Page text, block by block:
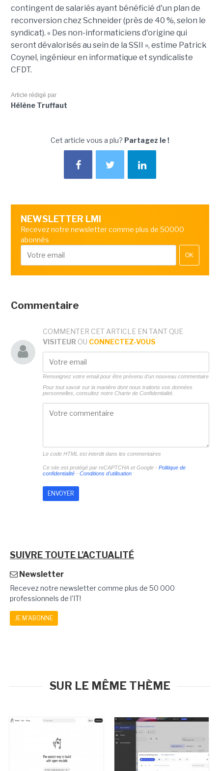
contingent de salariés ayant bénéficié d'un plan de
reconversion chez Schneider (près de 40 %, selon le
syndicat). « Des non-informaticiens d'origine qui
seront dévalorisés au sein de la SSII », estime Patrick
Coynel, ingénieur en informatique et syndicaliste
CFDT.
Article rédigé par
Hélène Truffaut
Cet article vous a plu? Partagez le !
NEWSLETTER LMI
Recevez notre newsletter comme plus de 50000
abonnés
OK
Commentaire
COMMENTER CET ARTICLE EN TANT QUE
VISITEUR OU CONNECTEZ-VOUS
Renseignez votre email pour être prévenu d'un nouveau commentaire
Pour tout savoir sur la manière dont nous traitons vos données
personnelles, consultez notre Charte de Confidentialité.
Le code HTML est interdit dans les commentaires
Ce site est protégé par reCAPTCHA et Google - Politique de
confidentialité- Conditions d'utilisation
SUIVRE TOUTE L'ACTUALITÉ
Newsletter
Recevez notre newsletter comme plus de 50 000
professionnels de l'IT!
JE M'ABONNE
SUR LE MÊME THÈME